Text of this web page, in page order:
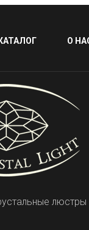
КАТАЛОГ О
люстры